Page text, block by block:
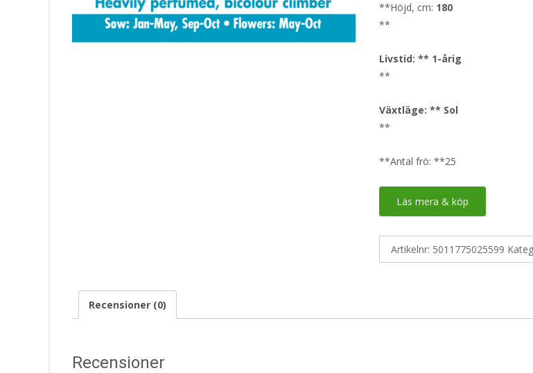
**Höjd, cm: 180
**
Livstid: ** 1-årig
**
Växtläge: ** Sol
**
**Antal frö: **25
Läs mera & köp
Artikelnr: 5011775025599
Recensioner (0)
Recensioner